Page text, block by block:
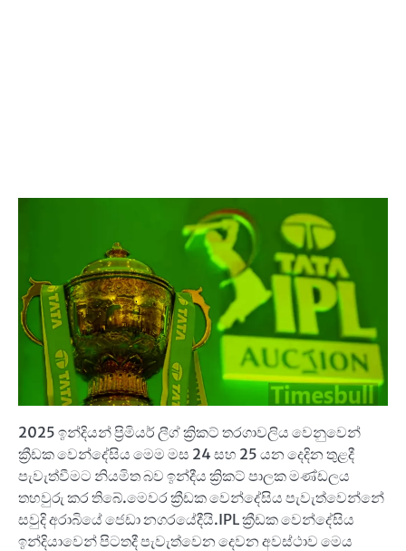
2025 ඉන්දියන් ප්‍රිමියර් ලීග් ක්‍රිකට් තරගාවලිය වෙනුවෙන්
ක්‍රීඩක වෙන්දේසිය මෙම මස 24 සහ 25 යන දෙදින තුළදී
පැවැත්වීමට නියමිත බව ඉන්දීය ක්‍රිකට් පාලක මණ්ඩලය
තහවුරු කර තිබේ.මෙවර ක්‍රීඩක වෙන්දේසිය පැවැත්වෙන්නේ
සවුදි අරාබියේ ජෙඩා නගරයේදීයි.IPL ක්‍රීඩක වෙන්දේසිය
ඉන්දියාවෙන් පිටතදී පැවැත්වෙන දෙවන අවස්ථාව මෙය